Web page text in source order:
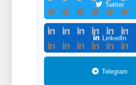
Twitter
LinkedIn
Telegram